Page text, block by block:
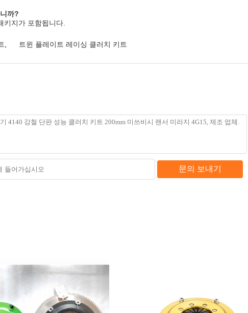
까?
키지가 포함됩니다.
트윈 플레이트 레이싱 클러치 키트
문의 보내기